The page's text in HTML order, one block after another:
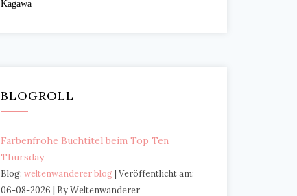
Kagawa
BLOGROLL
Farbenfrohe Buchtitel beim Top Ten
Thursday
Blog: weltenwanderer blog Veröffentlicht am:
06-08-2026
By Weltenwanderer